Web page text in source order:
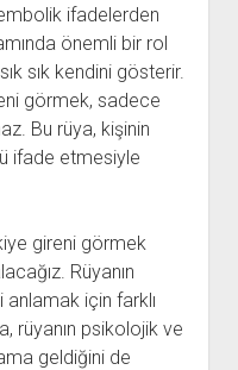
ifadelerden
önemli bir rol
sık kendini gösterir.
görmek, sadece
Bu rüya, kişinin
ifade etmesiyle
gireni görmek
Rüyanın
anlamak için farklı
rüyanın psikolojik ve
geldiğini de